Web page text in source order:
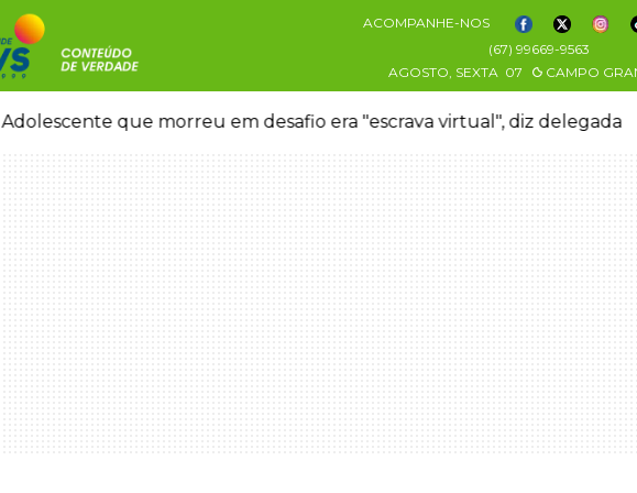
ACOMPANHE-NOS
(67) 99669-9563
AGOSTO, SEXTA 07 CAMPO
Adolescente que morreu em desafio era "escrava virtual", diz delegada